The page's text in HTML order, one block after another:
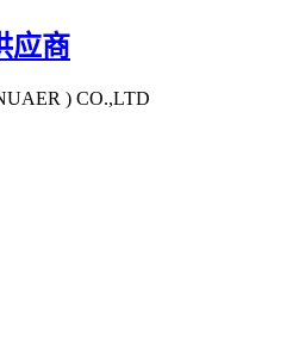
应商
) CO.,LTD